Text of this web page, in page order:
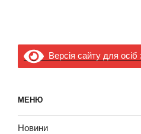
Версія сайту для
МЕНЮ
Новини